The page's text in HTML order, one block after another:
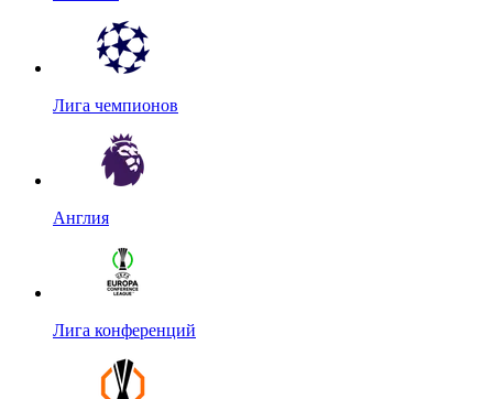
Лига чемпионов
Англия
Лига конференций